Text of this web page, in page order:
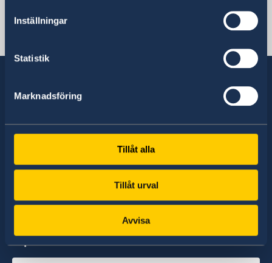
Inställningar
Statistik
Marknadsföring
Tillåt alla
Tillåt urval
Avvisa
stort sett alla stater i världen. I ungefär hälften
av dessa stater har Sverige ambassader och
konsulat. Sveriges utrikesrepresentation består
av drygt 100 utlandsmyndigheter.
Hitta ambassader, generalkonsulat och
representationer: